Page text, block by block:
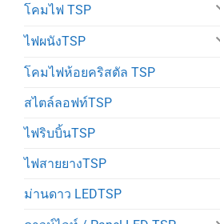
โคมไฟ TSP
ไฟผนังTSP
โคมไฟห้อยคริสตัล TSP
สไตล์ลอฟท์TSP
ไฟริบบิ้นTSP
ไฟสายยางTSP
ม่านดาว LEDTSP